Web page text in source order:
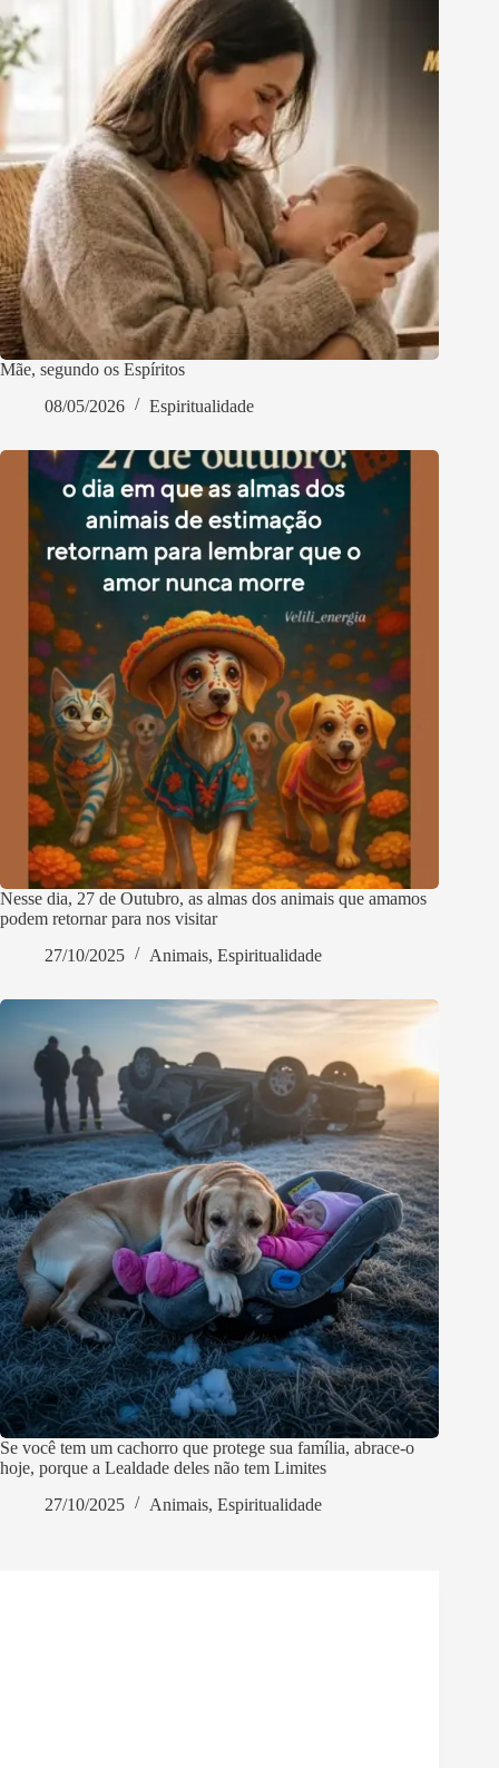
Mãe, segundo os Espíritos
08/05/2026
Espiritualidade
Nesse dia, 27 de Outubro, as almas dos animais que amamos
podem retornar para nos visitar
27/10/2025
Animais, Espiritualidade
Se você tem um cachorro que protege sua família, abrace-o
hoje, porque a Lealdade deles não tem Limites
27/10/2025
Animais, Espiritualidade